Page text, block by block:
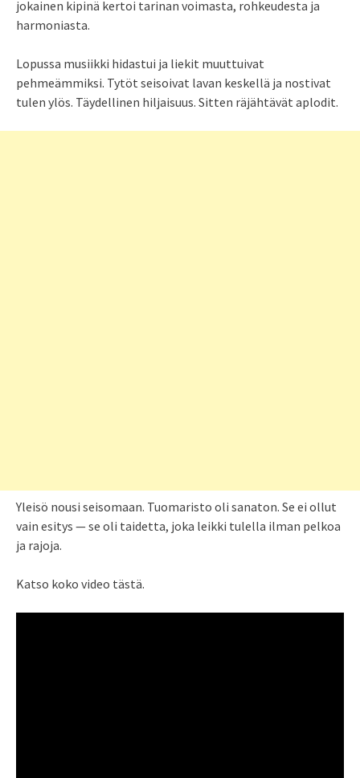
jokainen kipinä kertoi tarinan voimasta, rohkeudesta ja
harmoniasta.
Lopussa musiikki hidastui ja liekit muuttuivat
pehmeämmiksi. Tytöt seisoivat lavan keskellä ja nostivat
tulen ylös. Täydellinen hiljaisuus. Sitten räjähtävät aplodit.
Yleisö nousi seisomaan. Tuomaristo oli sanaton. Se ei ollut
vain esitys — se oli taidetta, joka leikki tulella ilman pelkoa
ja rajoja.
Katso koko video tästä.